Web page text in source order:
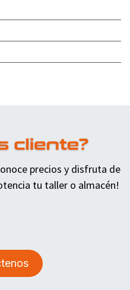
precios y disfruta de
tu taller o almacén!